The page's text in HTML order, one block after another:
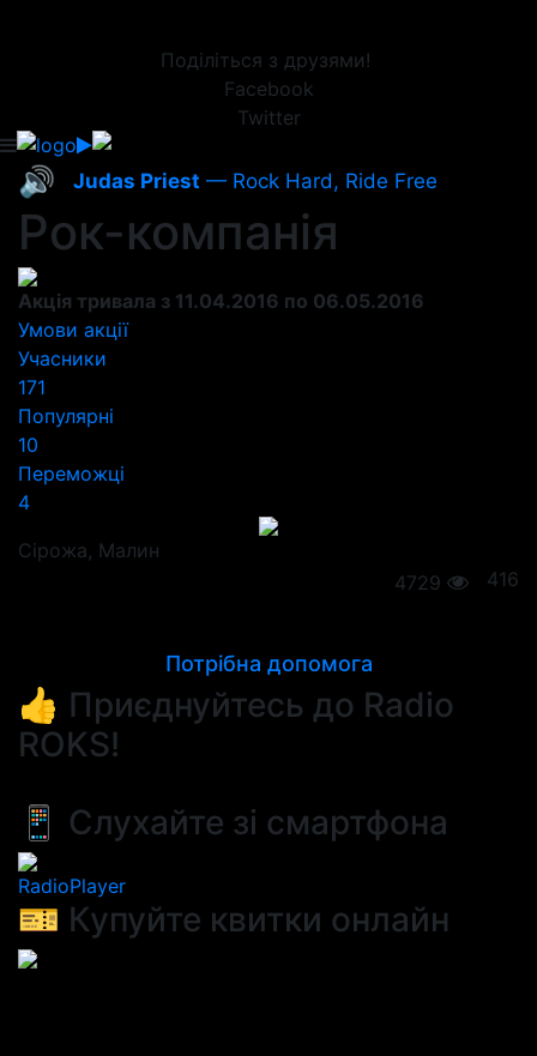
Поділіться з друзями!
Facebook
Twitter
🔊 Judas Priest — Rock Hard, Ride Free
Рок-компанія
Акція тривала з 11.04.2016 по 06.05.2016
Умови акції
Учасники
171
Популярні
10
Переможці
4
Сірожа, Малин
416
4729
Потрібна допомога
👍 Приєднуйтесь до Radio
ROKS!
📱 Слухайте зі смартфона
RadioPlayer
🎫 Купуйте квитки онлайн